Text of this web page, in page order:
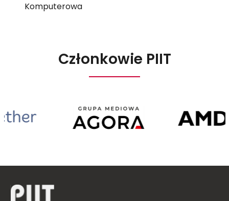
Komputerowa
Członkowie PIIT
Mariusz
Busiło
Agora